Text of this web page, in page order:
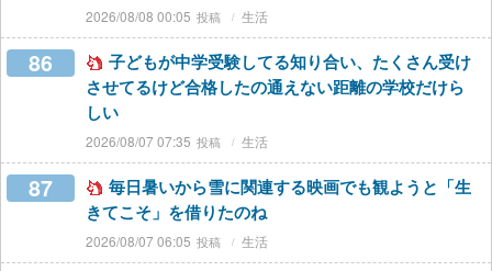
2026/08/08 00:05 生活
86
子どもが中学受験してる知り合い、たくさん受け
させてるけど合格したの通えない距離の学校だけら
しい
2026/08/07 07:35 生活
87
毎日暑いから雪に関連する映画でも観ようと「生
きてこそ」を借りたのね
2026/08/07 06:05 生活